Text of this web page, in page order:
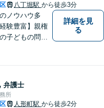
八丁堀駅 から徒歩3分
ノウハウ多
験豊富】親権
子どもの問題
い最後までサ
年齢問わず、
ください【八
詳細を見
る
弁護士
所
人形町駅 から徒歩2分